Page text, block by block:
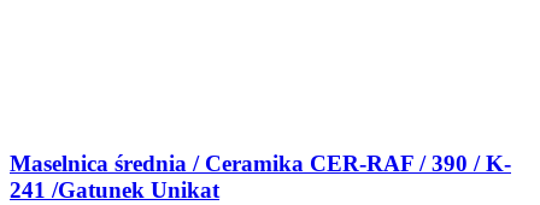
Maselnica średnia / Ceramika CER-RAF / 390 / K-
241 /Gatunek Unikat